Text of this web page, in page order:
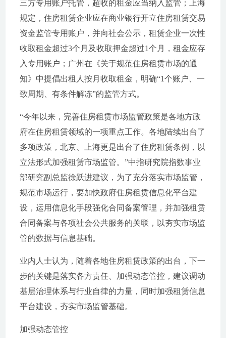
三方专用账户托管，超收的租金应当纳入监管；上海
规定，住房租赁企业应在商业银行开立住房租赁交易
资金监管专用账户，并向社会公示，租赁企业一次性
收取租金超过3个月及收取押金超过1个月，租金应存
入专用账户；广州在《关于规范住房租赁市场的通
知》中提倡出租人按月收取租金，明确“1个账户、一
致周期、有条件解冻”的监管方式。
“今年以来，完善住房租赁市场监管政策是各地方政
府在住房租赁领域的一项重点工作。各地陆续出台了
多项政策，北京、上海更是出台了住房租赁条例，以
立法形式加强租赁市场监管。”中指研究院指数事业
部研究副总监徐跃进建议，为了充分落实市场监管，
规范市场运行，要加快政府住房租赁信息化平台建
设，运用信息化手段强化合同备案管理，并加强租赁
合同备案与各项社会公共服务的关联，以夯实市场监
管的数据与信息基础。
业内人士认为，随着各地住房租赁政策的出台，下一
步的关键是落实各方责任、加强动态管控，建议调动
基层治理体系与行业自律的力量，同时加强租赁信息
平台建设，夯实市场监管基础。
加强动态管控